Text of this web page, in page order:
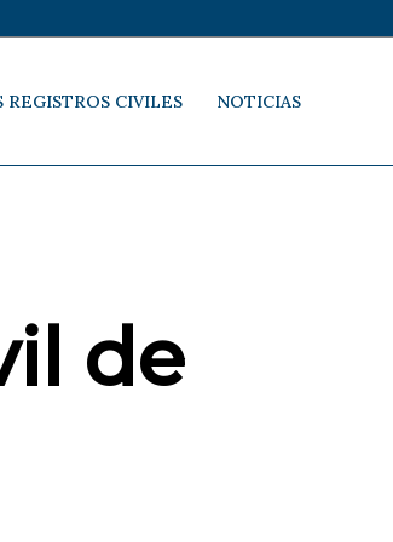
REGISTROS CIVILES NOTICIAS
de